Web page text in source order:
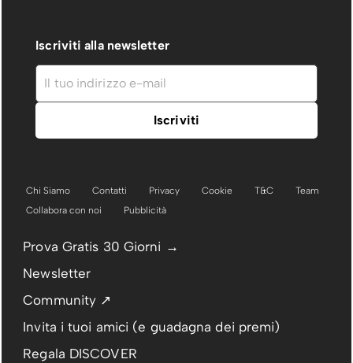
Iscriviti alla newsletter
Chi Siamo Contatti Privacy Cookie T&C
Team
Collabora con noi
Pubblicità
Prova Gratis 30 Giorni →
Newsletter
Community ↗
Invita i tuoi amici (e guadagna dei premi)
Regala DISCOVER